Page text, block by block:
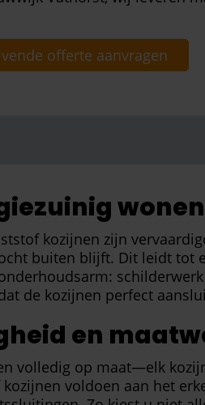
offerte aanvragen
kozijnen zijn
buiten blijft. Dit leidt tot
de kozijnen perfect
en
volledig op maat—elk
voldoen aan het